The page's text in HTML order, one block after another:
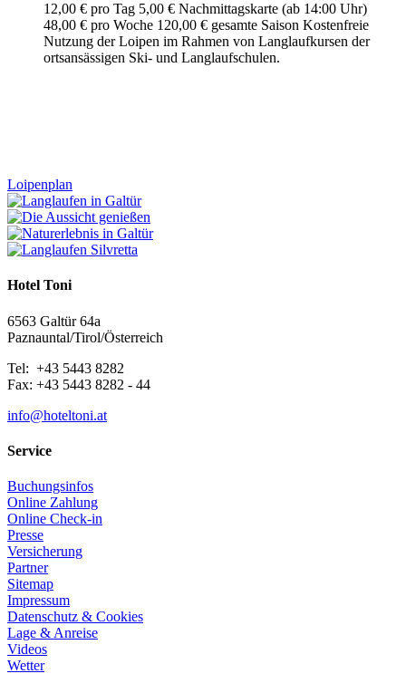
12,00 € pro Tag 5,00 € Nachmittagskarte (ab 14:00 Uhr)
48,00 € pro Woche 120,00 € gesamte Saison Kostenfreie
Nutzung der Loipen im Rahmen von Langlaufkursen der
ortsansässigen Ski- und Langlaufschulen.
Loipenplan
Hotel Toni
6563 Galtür 64a
Paznauntal/Tirol/Österreich
Tel: +43 5443 8282
Fax: +43 5443 8282 - 44
info@hoteltoni.at
Service
Buchungsinfos
Online Zahlung
Online Check-in
Presse
Versicherung
Partner
Sitemap
Impressum
Datenschutz & Cookies
Lage & Anreise
Videos
Wetter